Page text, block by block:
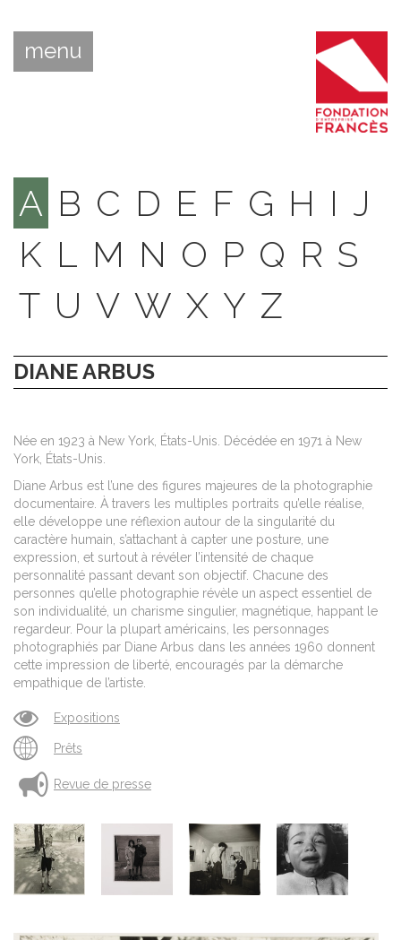
menu
A B C D E F G H I J
K L M N O P Q R S
T U V W X Y Z
DIANE ARBUS
Née en 1923 à New York, États-Unis. Décédée en 1971 à New
York, États-Unis.
Diane Arbus est l’une des figures majeures de la photographie
documentaire. À travers les multiples portraits qu’elle réalise,
elle développe une réflexion autour de la singularité du
caractère humain, s’attachant à capter une posture, une
expression, et surtout à révéler l’intensité de chaque
personnalité passant devant son objectif. Chacune des
personnes qu’elle photographie révèle un aspect essentiel de
son individualité, un charisme singulier, magnétique, happant le
regardeur. Pour la plupart américains, les personnages
photographiés par Diane Arbus dans les années 1960 donnent
cette impression de liberté, encouragés par la démarche
empathique de l’artiste.
Expositions
Prêts
Revue de presse